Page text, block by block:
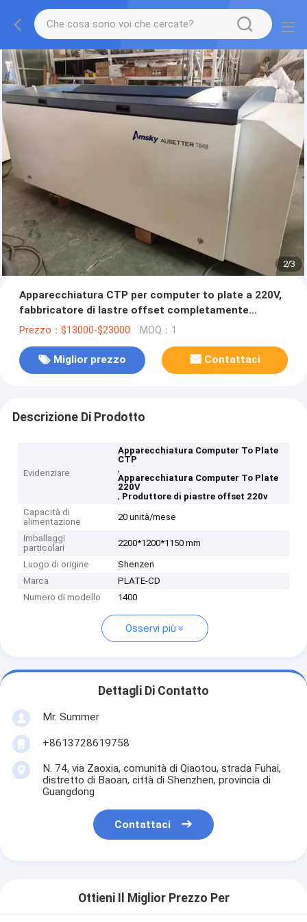
2/3
Apparecchiatura CTP per computer to plate a 220V,
fabbricatore di lastre offset completamente
automatico
Prezzo：$13000-$23000 MOQ：1
Miglior prezzo Contattaci
Descrizione Di Prodotto
Evidenziare
Apparecchiatura Computer To Plate
CTP
,
Apparecchiatura Computer To Plate
220V
, Produttore di piastre offset 220v
Capacità di
alimentazione
20 unità/mese
Imballaggi
particolari
2200*1200*1150 mm
Luogo di origine
Shenzen
Marca
PLATE-CD
Numero di modello
1400
Osservi più
Dettagli Di Contatto
Mr. Summer
+8613728619758
N. 74, via Zaoxia, comunità di Qiaotou, strada Fuhai,
distretto di Baoan, città di Shenzhen, provincia di
Guangdong
Contattaci
Ottieni Il Miglior Prezzo Per